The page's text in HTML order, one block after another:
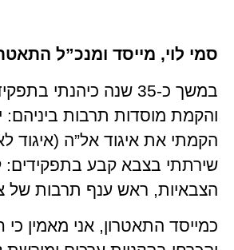
סמי לוי, מייסד ומנכ”ל התאטרון
במשך כ-35 שנה
והקמת מוסדות תרבות ביניהם:
שירתתי בצבא קבע בתפקידים:
הצבאיות, ראש ענף תרבות של
כמייסד התאטרון, אני מאמין